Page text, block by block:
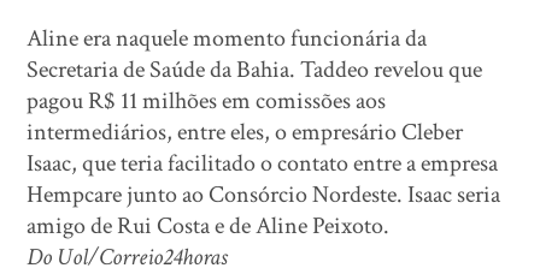
Aline era naquele momento funcionária da
Secretaria de Saúde da Bahia. Taddeo revelou que
pagou R$ 11 milhões em comissões aos
intermediários, entre eles, o empresário Cleber
Isaac, que teria facilitado o contato entre a empresa
Hempcare junto ao Consórcio Nordeste. Isaac seria
amigo de Rui Costa e de Aline Peixoto.
Do Uol/Correio24horas